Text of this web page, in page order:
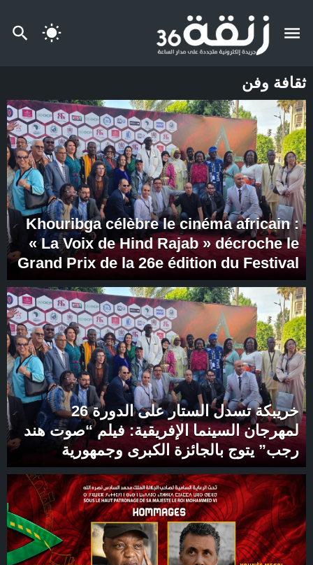
ثقافة وفن
Khouribga célèbre le cinéma africain :
« La Voix de Hind Rajab » décroche le
Grand Prix de la 26e édition du Festival
international du cinéma africain
خريبكة تسدل الستار على الدورة 26
لمهرجان السينما الإفريقية: فيلم “صوت هند
رجب” يتوج بالجائزة الكبرى وجمهورية
الكونغو ضيف شرف.